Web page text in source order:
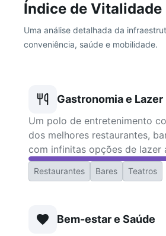
Índice de
Uma análise detalhada da
conveniência, saúde e mobilidade.
Gastronomia e Lazer
Um polo de entretenimento
dos melhores restaurantes,
com infinitas opções de lazer
Restaurantes Bares Teatros
Bem-estar e Saúde